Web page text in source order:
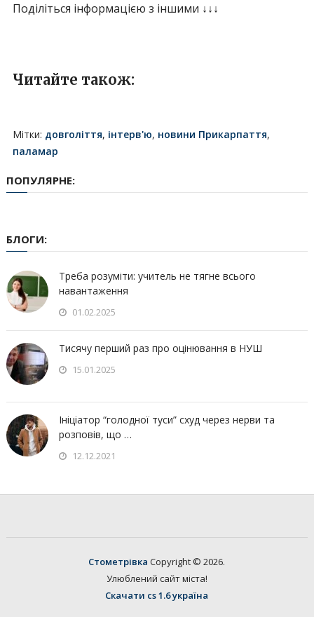
Поділіться інформацією з іншими ↓↓↓
Читайте також:
Мітки: довголіття, інтерв'ю, новини Прикарпаття,
паламар
ПОПУЛЯРНЕ:
БЛОГИ:
Треба розуміти: учитель не тягне всього
навантаження
01.02.2025
Тисячу перший раз про оцінювання в НУШ
15.01.2025
Ініціатор “голодної туси” схуд через нерви та
розповів, що …
12.12.2021
Стометрівка Copyright © 2026.
Улюблений сайт міста!
Скачати cs 1.6 україна